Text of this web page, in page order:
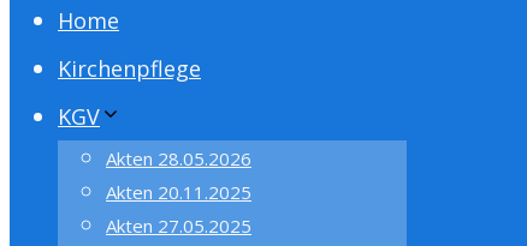
Home
Kirchenpflege
KGV
Akten 28.05.2026
Akten 20.11.2025
Akten 27.05.2025